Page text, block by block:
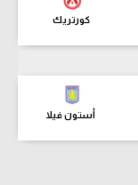
كورتريك
أستون فيلا